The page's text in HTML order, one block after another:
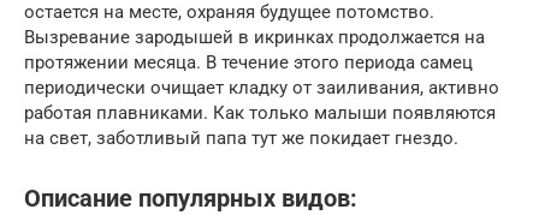
остается на месте, охраняя будущее потомство.
Вызревание зародышей в икринках продолжается на
протяжении месяца. В течение этого периода самец
периодически очищает кладку от заиливания, активно
работая плавниками. Как только малыши появляются
на свет, заботливый папа тут же покидает гнездо.
Описание популярных видов: